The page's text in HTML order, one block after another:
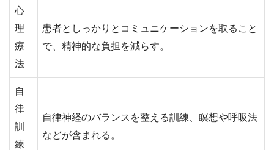
心
理
療
法
患者としっかりとコミュニケーションを取ること
で、精神的な負担を減らす。
自
律
訓
練
自律神経のバランスを整える訓練、瞑想や呼吸法
などが含まれる。